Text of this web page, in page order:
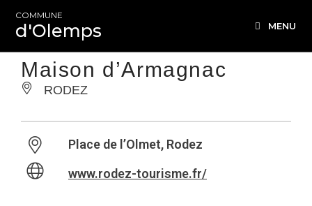
COMMUNE
d'Olemps MENU
Maison d’Armagnac
RODEZ
Place de l’Olmet, Rodez
www.rodez-tourisme.fr/